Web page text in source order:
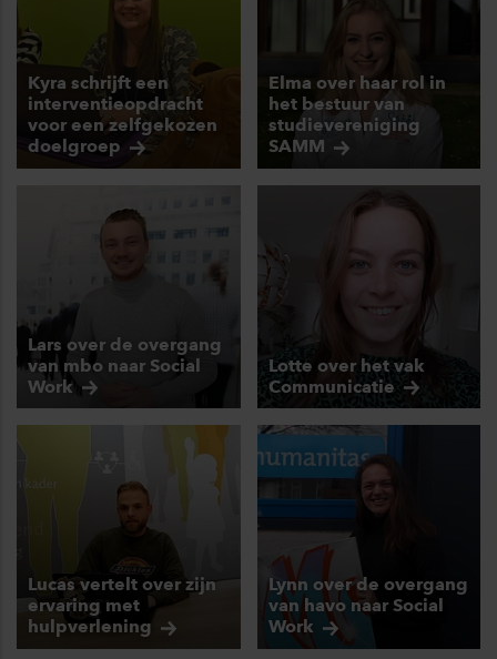
Kyra schrijft een
interventieopdracht
voor een zelfgekozen
doelgroep
Elma over haar rol in
het bestuur van
studievereniging
SAMM
Lars over de overgang
van mbo naar Social
Work
Lotte over het vak
Communicatie
Lucas vertelt over zijn
ervaring met
hulpverlening
Lynn over de overgang
van havo naar Social
Work